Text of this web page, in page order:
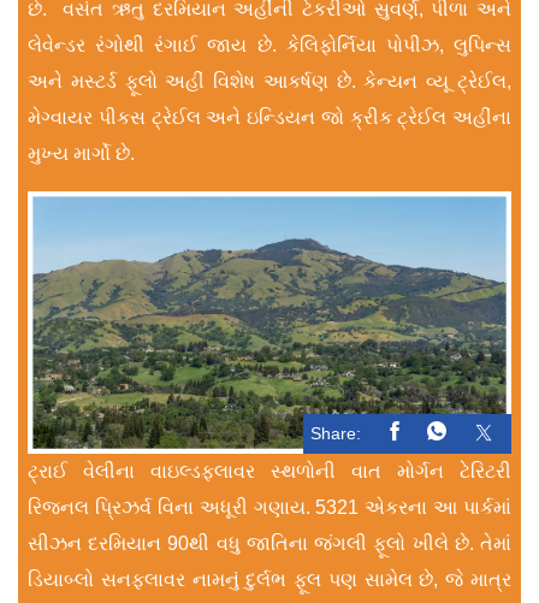
છે. વસંત ઋતુ દરમિયાન અહીંની ટેકરીઓ સુવર્ણ, પીળા અને
લેવેન્ડર રંગોથી રંગાઈ જાય છે. કેલિફોર્નિયા પોપીઝ, લુપિન્સ
અને મસ્ટર્ડ ફૂલો અહીં વિશેષ આકર્ષણ છે. કેન્યન વ્યૂ ટ્રેઈલ,
મેગ્વાયર પીકસ ટ્રેઈલ અને ઇન્ડિયન જો ક્રીક ટ્રેઈલ અહીંના
મુખ્ય માર્ગો છે.
Share:
ટ્રાઈ વેલીના વાઇલ્ડફ્લાવર સ્થળોની વાત મોર્ગન ટેરિટરી
રિજનલ પ્રિઝર્વ વિના અધૂરી ગણાય. 5321 એકરના આ પાર્કમાં
સીઝન દરમિયાન 90થી વધુ જાતિના જંગલી ફૂલો ખીલે છે. તેમાં
ડિયાબ્લો સનફ્લાવર નામનું દુર્લભ ફૂલ પણ સામેલ છે, જે માત્ર